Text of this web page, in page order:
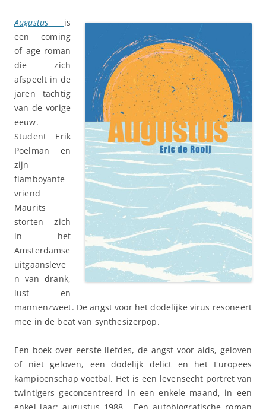
Augustus
is
een coming
of age roman
die zich
afspeelt in de
jaren tachtig
van de vorige
eeuw.
Student Erik
Poelman en
zijn
flamboyante
vriend
Maurits
storten zich
in het
Amsterdamse
uitgaansleve
n van drank,
lust en
mannenzweet. De angst voor het dodelijke virus resoneert
mee in de beat van synthesizerpop.
Een boek over eerste liefdes, de angst voor aids, geloven
of niet geloven, een dodelijk delict en het Europees
kampioenschap voetbal. Het is een levensecht portret van
twintigers geconcentreerd in een enkele maand, in een
enkel jaar: augustus 1988. Een autobiografische roman